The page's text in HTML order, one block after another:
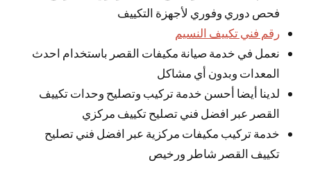
فحص دوري وفوري لأجهزة التكييف
رقم فني تكييف النسيم
نعمل في خدمة صيانة مكيفات القصر باستخدام احدث
المعدات وبدون أي مشاكل
لدينا أيضا أحسن خدمة تركيب وتصليح وحدات تكييف
القصر عبر افضل فني تصليح تكييف مركزي
خدمة تركيب مكيفات مركزية عبر افضل فني تصليح
تكييف القصر شاطر ورخيص